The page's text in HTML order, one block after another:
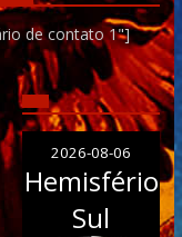
de contato 1"]
2026-08-06
Hemisfério
Sul